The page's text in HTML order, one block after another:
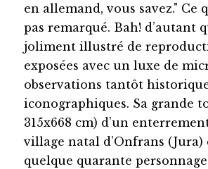
en allemand, vous savez." Ce
pas remarqué. Bah! d’autant
joliment illustré de
exposées avec un luxe de
observations tantôt
iconographiques. Sa grande
315x668 cm) d’un
village natal d’Onfrans
quelque quarante